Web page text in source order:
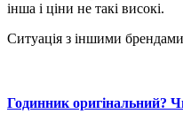
інша і ціни не такі високі.
Ситуація з іншими брендами
Годинник оригінальний?